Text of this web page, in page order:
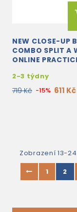
NEW CLOSE-UP
COMBO SPLIT A
ONLINE
2-3 týdny
719 Kč -15% 611 Kč
Zobrazení 13-
1
2